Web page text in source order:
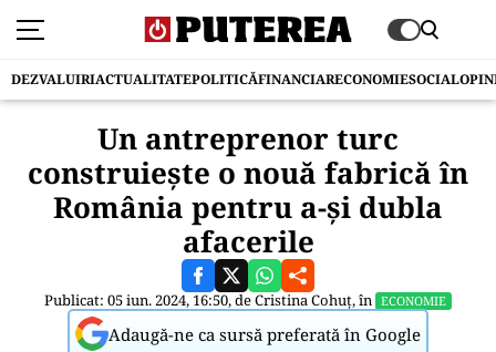
DEZVALUIRIACTUALITATEPOLITICĂFINANCIARECONOMIESOCIAL
Un antreprenor turc
construiește o nouă fabrică în
România pentru a-și dubla
afacerile
Publicat: 05 iun. 2024, 16:50, deCristina Cohuț, în ECONOMIE
Adaugă-ne ca sursă preferată în Google